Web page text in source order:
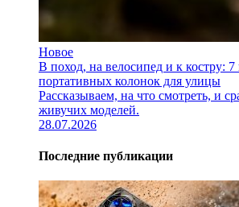
Новое
В поход, на велосипед и к костру:
портативных колонок для улицы
Рассказываем, на что смотреть, и
живучих моделей.
28.07.2026
Последние публикации